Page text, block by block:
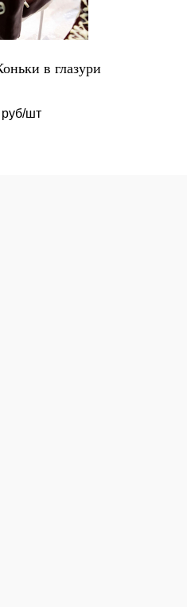
в глазури
шт